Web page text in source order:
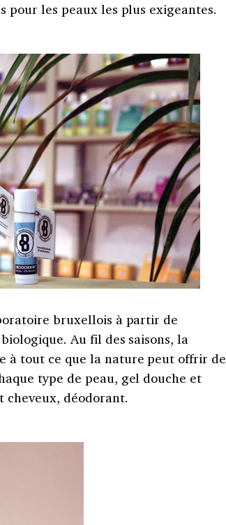
pour les peaux les plus exigeantes.
bruxellois à partir de
Au fil des saisons, la
à tout ce que la nature peut offrir de
type de peau, gel douche et
cheveux, déodorant.